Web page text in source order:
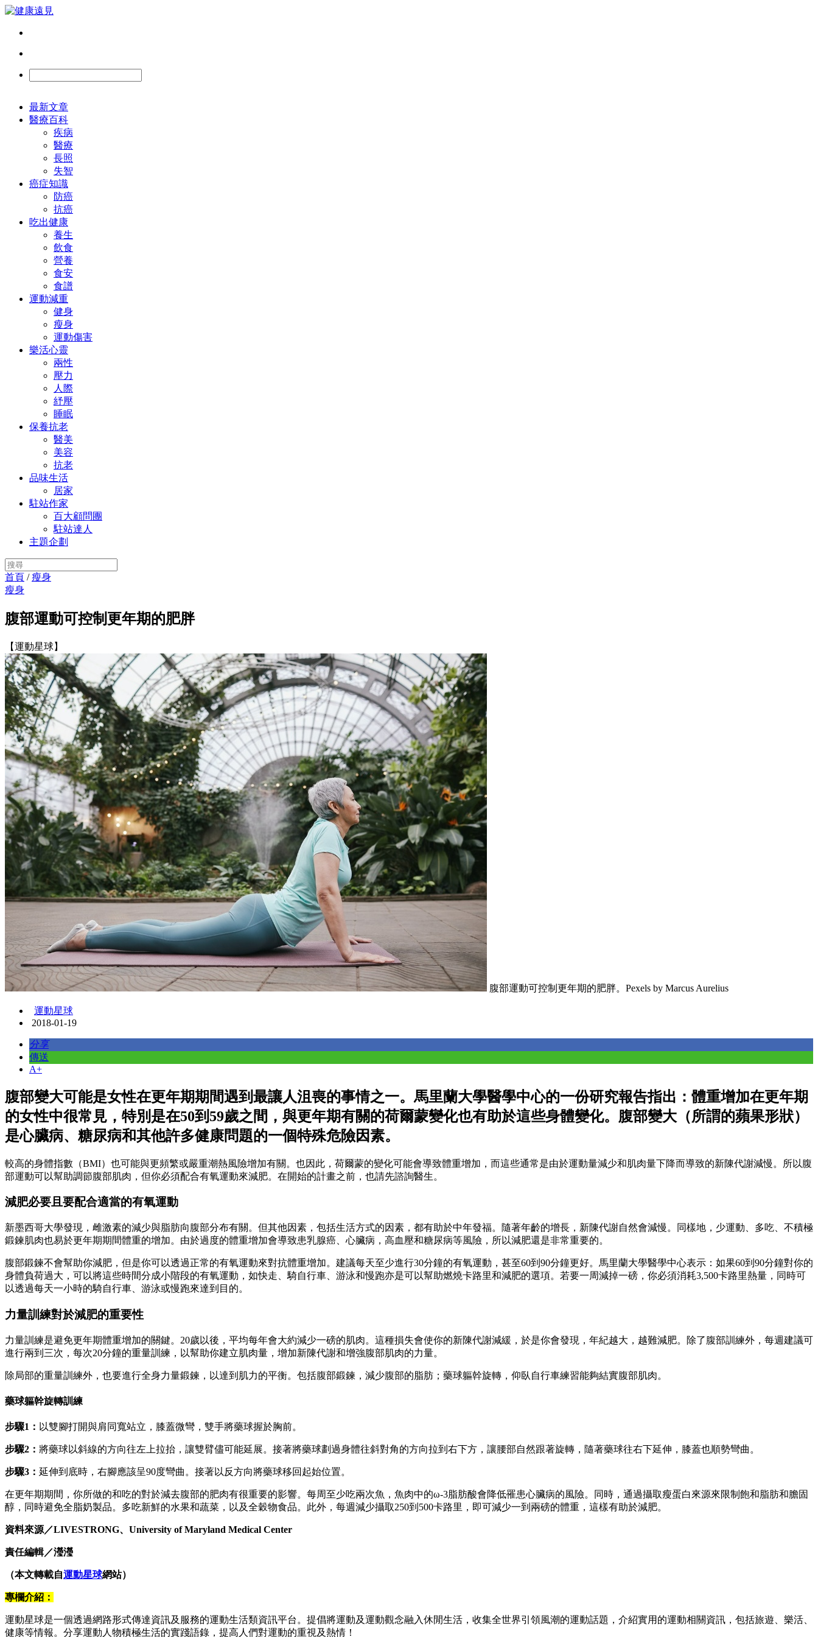
最新文章
醫療百科
疾病
醫療
長照
失智
癌症知識
防癌
抗癌
吃出健康
養生
飲食
營養
食安
食譜
運動減重
健身
瘦身
運動傷害
樂活心靈
兩性
壓力
人際
紓壓
睡眠
保養抗老
醫美
美容
抗老
品味生活
居家
駐站作家
百大顧問團
駐站達人
主題企劃
首頁 /瘦身
瘦身
腹部運動可控制更年期的肥胖
【運動星球】
腹部運動可控制更年期的肥胖。Pexels by Marcus Aurelius
運動星球
2018-01-19
分享
傳送
A+
腹部變大可能是女性在更年期期間遇到最讓人沮喪的事情之一。馬里蘭大學醫學中心的一份研究報告指出：體重增加在更年期
的女性中很常見，特別是在50到59歲之間，與更年期有關的荷爾蒙變化也有助於這些身體變化。腹部變大（所謂的蘋果形狀）
是心臟病、糖尿病和其他許多健康問題的一個特殊危險因素。
較高的身體指數（BMI）也可能與更頻繁或嚴重潮熱風險增加有關。也因此，荷爾蒙的變化可能會導致體重增加，而這些通常是由於運動量減少和肌肉量下降而導致的新陳代謝減慢。所以腹
部運動可以幫助調節腹部肌肉，但你必須配合有氧運動來減肥。在開始的計畫之前，也請先諮詢醫生。
減肥必要且要配合適當的有氧運動
新墨西哥大學發現，雌激素的減少與脂肪向腹部分布有關。但其他因素，包括生活方式的因素，都有助於中年發福。隨著年齡的增長，新陳代謝自然會減慢。同樣地，少運動、多吃、不積極
鍛鍊肌肉也易於更年期期間體重的增加。由於過度的體重增加會導致患乳腺癌、心臟病，高血壓和糖尿病等風險，所以減肥還是非常重要的。
腹部鍛鍊不會幫助你減肥，但是你可以透過正常的有氧運動來對抗體重增加。建議每天至少進行30分鐘的有氧運動，甚至60到90分鐘更好。馬里蘭大學醫學中心表示：如果60到90分鐘對你的
身體負荷過大，可以將這些時間分成小階段的有氧運動，如快走、騎自行車、游泳和慢跑亦是可以幫助燃燒卡路里和減肥的選項。若要一周減掉一磅，你必須消耗3,500卡路里熱量，同時可
以透過每天一小時的騎自行車、游泳或慢跑來達到目的。
力量訓練對於減肥的重要性
力量訓練是避免更年期體重增加的關鍵。20歲以後，平均每年會大約減少一磅的肌肉。這種損失會使你的新陳代謝減緩，於是你會發現，年紀越大，越難減肥。除了腹部訓練外，每週建議可
進行兩到三次，每次20分鐘的重量訓練，以幫助你建立肌肉量，增加新陳代謝和增強腹部肌肉的力量。
除局部的重量訓練外，也要進行全身力量鍛鍊，以達到肌力的平衡。包括腹部鍛鍊，減少腹部的脂肪；藥球軀幹旋轉，仰臥自行車練習能夠結實腹部肌肉。
藥球軀幹旋轉訓練
步驟1 ： 以雙腳打開與肩同寬站立，膝蓋微彎，雙手將藥球握於胸前。
步驟2 ： 將藥球以斜線的方向往左上拉抬，讓雙臂儘可能延展。接著將藥球劃過身體往斜對角的方向拉到右下方，讓腰部自然跟著旋轉，隨著藥球往右下延伸，膝蓋也順勢彎曲。
步驟3 ： 延伸到底時，右腳應該呈90度彎曲。接著以反方向將藥球移回起始位置。
在更年期期間，你所做的和吃的對於減去腹部的肥肉有很重要的影響。每周至少吃兩次魚，魚肉中的ω-3脂肪酸會降低罹患心臟病的風險。同時，通過攝取瘦蛋白來源來限制飽和脂肪和膽固
醇，同時避免全脂奶製品。多吃新鮮的水果和蔬菜，以及全穀物食品。此外，每週減少攝取250到500卡路里，即可減少一到兩磅的體重，這樣有助於減肥。
資料來源／LIVESTRONG、University of Maryland Medical Center
責任編輯／瀅瀅
（本文轉載自運動星球網站）
專欄介紹：
運動星球是一個透過網路形式傳達資訊及服務的運動生活類資訊平台。提倡將運動及運動觀念融入休閒生活，收集全世界引領風潮的運動話題，介紹實用的運動相關資訊，包括旅遊、樂活、
健康等情報。分享運動人物積極生活的實踐語錄，提高人們對運動的重視及熱情！